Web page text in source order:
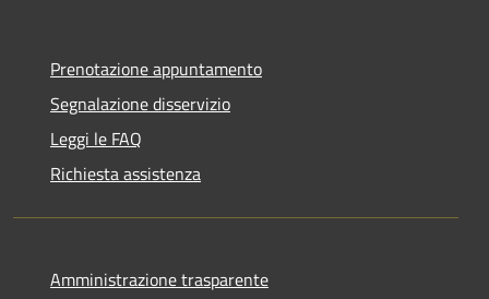
Prenotazione appuntamento
Segnalazione disservizio
Leggi le FAQ
Richiesta assistenza
Amministrazione trasparente